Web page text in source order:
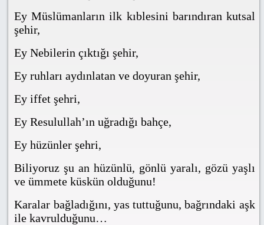
Ey Müslümanların ilk kıblesini barındıran kutsal
şehir,
Ey Nebilerin çıktığı şehir,
Ey ruhları aydınlatan ve doyuran şehir,
Ey iffet şehri,
Ey Resulullah’ın uğradığı bahçe,
Ey hüzünler şehri,
Biliyoruz şu an hüzünlü, gönlü yaralı, gözü yaşlı
ve ümmete küskün olduğunu!
Karalar bağladığını, yas tuttuğunu, bağrındaki aşk
ile kavrulduğunu…